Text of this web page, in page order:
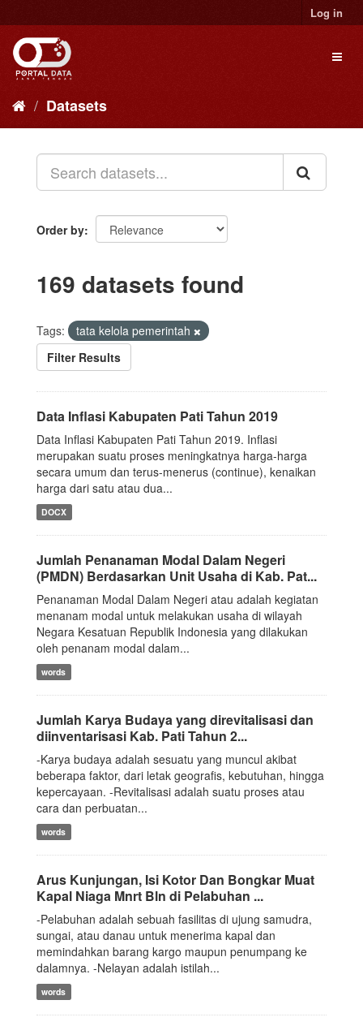
to
content
Log in
Datasets
Order by
169 datasets found
Tags:
tata kelola pemerintah
Filter Results
Data Inflasi Kabupaten Pati Tahun 2019
Data Inflasi Kabupaten Pati Tahun 2019. Inflasi
merupakan suatu proses meningkatnya harga-harga
secara umum dan terus-menerus (continue), kenaikan
harga dari satu atau dua...
DOCX
Jumlah Penanaman Modal Dalam Negeri
(PMDN) Berdasarkan Unit Usaha di Kab. Pat...
Penanaman Modal Dalam Negeri atau adalah kegiatan
menanam modal untuk melakukan usaha di wilayah
Negara Kesatuan Republik Indonesia yang dilakukan
oleh penanam modal dalam...
words
Jumlah Karya Budaya yang direvitalisasi dan
diinventarisasi Kab. Pati Tahun 2...
-Karya budaya adalah sesuatu yang muncul akibat
beberapa faktor, dari letak geografis, kebutuhan, hingga
kepercayaan. -Revitalisasi adalah suatu proses atau
cara dan perbuatan...
words
Arus Kunjungan, Isi Kotor Dan Bongkar Muat
Kapal Niaga Mnrt Bln di Pelabuhan ...
-Pelabuhan adalah sebuah fasilitas di ujung samudra,
sungai, atau danau untuk menerima kapal dan
memindahkan barang kargo maupun penumpang ke
dalamnya. -Nelayan adalah istilah...
words